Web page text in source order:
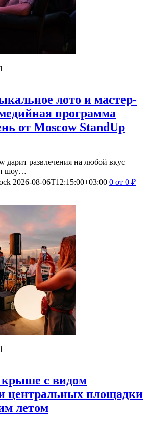
лото и мастер-
программа
от Moscow StandUp
дарит развлечения на любой вкус
шоу…
2026-08-06T12:15:00+03:00 0 от 0 ₽
с видом
центральных площадки
летом